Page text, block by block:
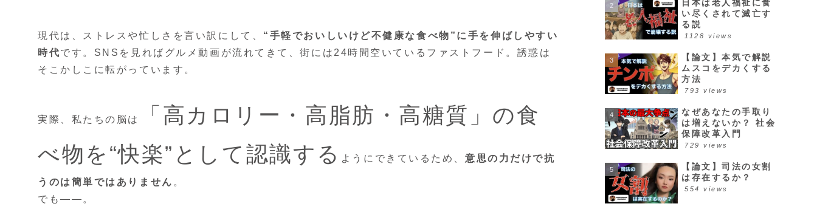
現代は、ストレスや忙しさを言い訳にして、 “手軽でおいしいけど不健康な食べ物”に手を伸ばしやすい
時代です。SNSを見ればグルメ動画が流れてきて、街には24時間空いているファストフード。誘惑は
そこかしこに転がっています。
実際、私たちの脳は
「高カロリー・高脂肪・高糖質」の食
べ物を“快楽”として認識する ようにできているため、意思の力だけで抗
うのは簡単ではありません 。
でも――。
日本は老人福祉に食
い尽くされて滅亡す
る説
1128 views
【論文】本気で解説
ムスコをデカくする
方法
793 views
なぜあなたの手取り
は増えないか？ 社会
保障改革入門
729 views
【論文】司法の女割
は存在するか？
554 views